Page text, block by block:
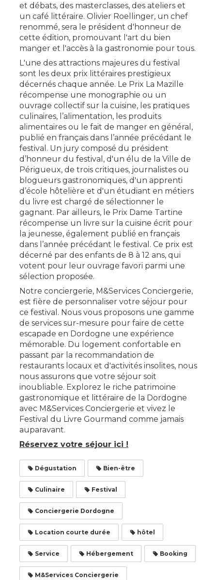
et débats, des masterclasses, des ateliers et
un café littéraire. Olivier Roellinger, un chef
renommé, sera le président d'honneur de
cette édition, promouvant l'art du bien
manger et l'accès à la gastronomie pour tous.
L'une des attractions majeures du festival
sont les deux prix littéraires prestigieux
décernés chaque année. Le Prix La Mazille
récompense une monographie ou un
ouvrage collectif sur la cuisine, les pratiques
culinaires, l’alimentation, les produits
alimentaires ou le fait de manger en général,
publié en français dans l’année précédant le
festival. Un jury composé du président
d’honneur du festival, d'un élu de la Ville de
Périgueux, de trois critiques, journalistes ou
blogueurs gastronomiques, d'un apprenti
d’école hôtelière et d'un étudiant en métiers
du livre est chargé de sélectionner le
gagnant. Par ailleurs, le Prix Dame Tartine
récompense un livre sur la cuisine écrit pour
la jeunesse, également publié en français
dans l’année précédant le festival. Ce prix est
décerné par des enfants de 8 à 12 ans, qui
votent pour leur ouvrage favori parmi une
sélection proposée​​.
Notre conciergerie, M&Services Conciergerie,
est fière de personnaliser votre séjour pour
ce festival. Nous vous proposons une gamme
de services sur-mesure pour faire de cette
escapade en Dordogne une expérience
mémorable. Du logement confortable en
passant par la recommandation de
restaurants locaux et d'activités insolites, nous
nous assurons que votre séjour soit
inoubliable. Explorez le riche patrimoine
gastronomique et littéraire de la Dordogne
avec M&Services Conciergerie et vivez le
Festival du Livre Gourmand comme jamais
auparavant.
Réservez votre séjour ici !
Dégustation Bien-être
Culinaire Festival
Conciergerie Dordogne
Location courte durée hôtel
Service Hébergement Booking
M&Services Conciergerie